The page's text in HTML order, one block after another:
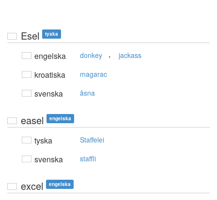
Esel tyska
engelska donkey , jackass
kroatiska magarac
svenska åsna
easel engelska
tyska Staffelei
svenska staffli
excel engelska